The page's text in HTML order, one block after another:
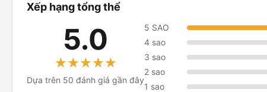
Xếp hạng tổng thể
5.0
★★★★★
★★★★★
Dựa trên 50 đánh giá gần đây
5 SAO
4 sao
3 sao
2 sao
1 sao